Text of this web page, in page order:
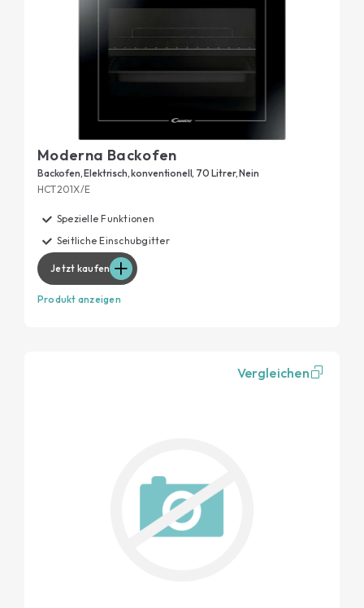
Moderna Backofen
Backofen, Elektrisch, konventionell, 70 Litrer, Nein
HCT201X/E
Spezielle Funktionen
Seitliche Einschubgitter
Jetzt kaufen
Produkt anzeigen
Vergleichen